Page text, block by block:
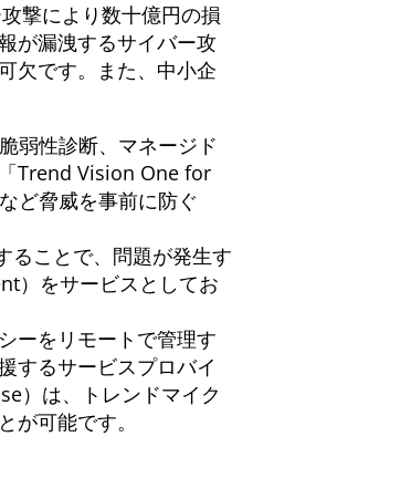
撃により数十億円の損
が漏洩するサイバー攻
欠です。また、中小企
弱性診断、マネージド
Trend Vision One for
ど脅威を事前に防ぐ
ることで、問題が発生す
）をサービスとしてお
ーをリモートで管理す
するサービスプロバイ
）は、トレンドマイク
可能です。